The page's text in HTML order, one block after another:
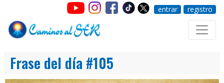
entrar registro
Frase del día #105